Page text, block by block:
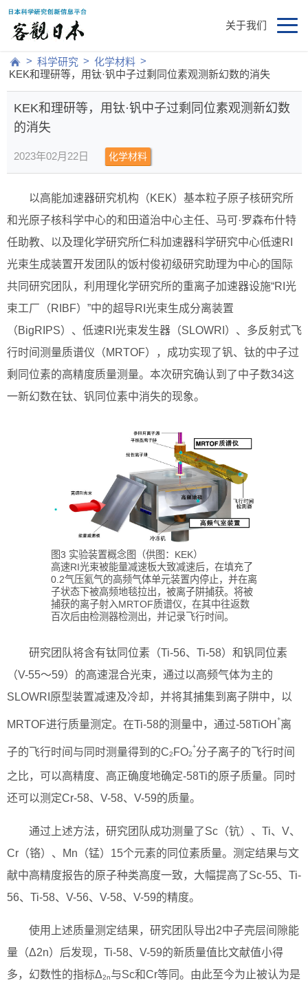
关于我们
> 科学研究 > 化学材料 >
KEK和理研等，用钛·钒中子过剩同位素观测新幻数的消失
KEK和理研等，用钛·钒中子过剩同位素观测新幻数
的消失
2023年02月22日 化学材料
以高能加速器研究机构（KEK）基本粒子原子核研究所
和光原子核科学中心的和田道治中心主任、马可·罗森布什特
任助教、以及理化学研究所仁科加速器科学研究中心低速RI
光束生成装置开发团队的饭村俊初级研究助理为中心的国际
共同研究团队，利用理化学研究所的重离子加速器设施“RI光
束工厂（RIBF）”中的超导RI光束生成分离装置
（BigRIPS）、低速RI光束发生器（SLOWRI）、多反射式飞
行时间测量质谱仪（MRTOF），成功实现了钒、钛的中子过
剩同位素的高精度质量测量。本次研究确认到了中子数34这
一新幻数在钛、钒同位素中消失的现象。
图3 实验装置概念图（供图：KEK）
高速RI光束被能量减速板大致减速后，在填充了
0.2气压氦气的高频气体单元装置内停止，并在离
子状态下被高频地毯拉出，被离子阱捕获。将被
捕获的离子射入MRTOF质谱仪，在其中往返数
百次后由检测器检测出，并记录飞行时间。
研究团队将含有钛同位素（Ti-56、Ti-58）和钒同位素
（V-55～59）的高速混合光束，通过以高频气体为主的
SLOWRI原型装置减速及冷却，并将其捕集到离子阱中，以
MRTOF进行质量测定。在Ti-58的测量中，通过-58TiOH +离
子的飞行时间与同时测量得到的C2FO2
+分子离子的飞行时间
之比，可以高精度、高正确度地确定-58Ti的原子质量。同时
还可以测定Cr-58、V-58、V-59的质量。
通过上述方法，研究团队成功测量了Sc（钪）、Ti、V、
Cr（铬）、Mn（锰）15个元素的同位素质量。测定结果与文
献中高精度报告的原子种类高度一致，大幅提高了Sc-55、Ti-
56、Ti-58、V-56、V-58、V-59的精度。
使用上述质量测定结果，研究团队导出2中子壳层间隙能
量（Δ2n）后发现，Ti-58、V-59的新质量值比文献值小得
多，幻数性的指标Δ2n与Sc和Cr等同。由此至今为止被认为是